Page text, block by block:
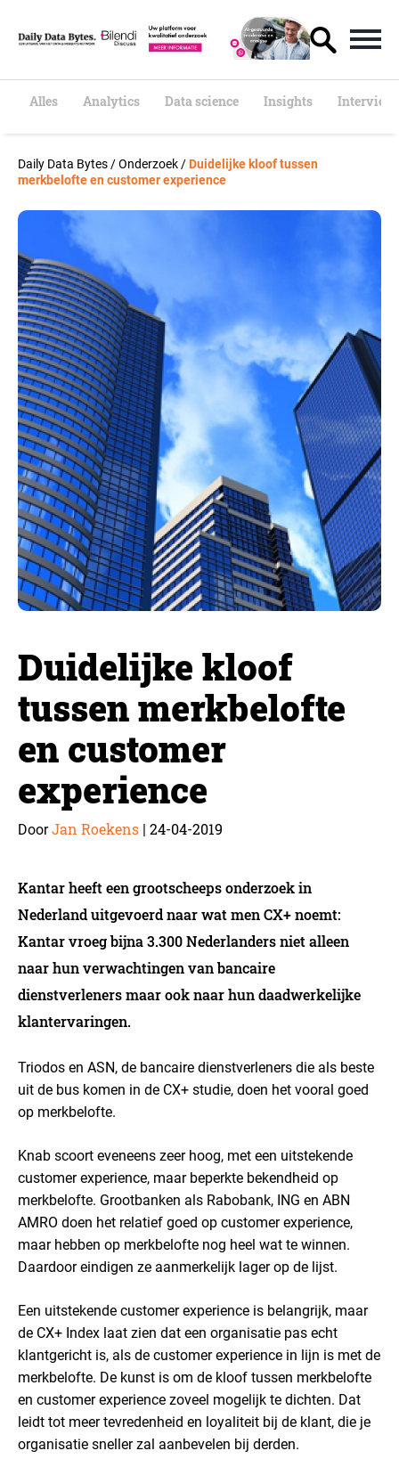
t
Alles Analytics Data science Insights
Daily Data Bytes /Onderzoek /Duidelijke kloof tussen
merkbelofte en customer experience
Duidelijke kloof
tussen merkbelofte
en customer
experience
DoorJan Roekens | 24-04-2019
Kantar heeft een grootscheeps onderzoek in
Nederland uitgevoerd naar wat men CX+ noemt:
Kantar vroeg bijna 3.300 Nederlanders niet alleen
naar hun verwachtingen van bancaire
dienstverleners maar ook naar hun daadwerkelijke
klantervaringen.
Triodos en ASN, de bancaire dienstverleners die als beste
uit de bus komen in de CX+ studie, doen het vooral goed
op merkbelofte.
Knab scoort eveneens zeer hoog, met een uitstekende
customer experience, maar beperkte bekendheid op
merkbelofte. Grootbanken als Rabobank, ING en ABN
AMRO doen het relatief goed op customer experience,
maar hebben op merkbelofte nog heel wat te winnen.
Daardoor eindigen ze aanmerkelijk lager op de lijst.
Een uitstekende customer experience is belangrijk, maar
de CX+ Index laat zien dat een organisatie pas echt
klantgericht is, als de customer experience in lijn is met de
merkbelofte. De kunst is om de kloof tussen merkbelofte
en customer experience zoveel mogelijk te dichten. Dat
leidt tot meer tevredenheid en loyaliteit bij de klant, die je
organisatie sneller zal aanbevelen bij derden.